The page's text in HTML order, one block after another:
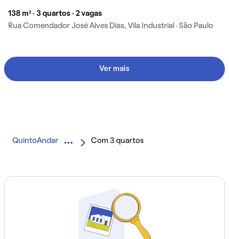
138 m² · 3 quartos · 2 vagas
Rua Comendador José Alves Dias, Vila Industrial · São Paulo
Ver mais
QuintoAndar Com 3 quartos